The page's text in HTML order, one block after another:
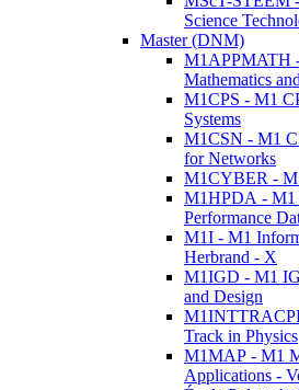
Science
Master (DNM)
M1APPMATH
Mathematics
M1CPS - M1
Systems
M1CSN - M1
for Networks
M1CYBER -
M1HPDA -
Performance
M1I - M1
Herbrand - X
M1IGD - M1
and Design
Track in Physics
M1MAP - M1
Applications -